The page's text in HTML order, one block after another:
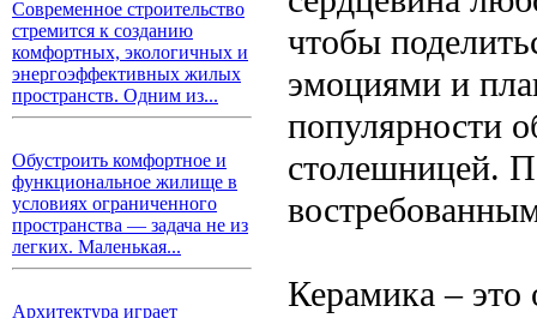
Современное строительство
стремится к созданию
комфортных, экологичных и
энергоэффективных жилых
пространств. Одним из...
Обустроить комфортное и
функциональное жилище в
условиях ограниченного
пространства — задача не из
легких. Маленькая...
Архитектура играет
чтобы
эмоциями и
популярности
столешницей.
Керамика – это